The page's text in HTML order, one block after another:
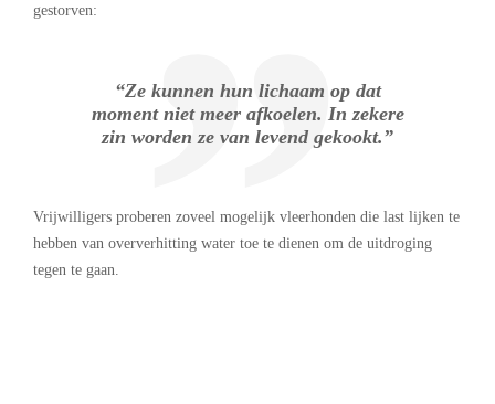
gestorven:
“Ze kunnen hun lichaam op dat
moment niet meer afkoelen. In zekere
zin worden ze van levend gekookt.”
Vrijwilligers proberen zoveel mogelijk vleerhonden die last lijken te
hebben van oververhitting water toe te dienen om de uitdroging
tegen te gaan.